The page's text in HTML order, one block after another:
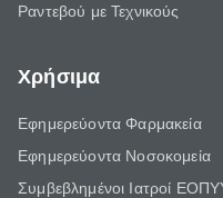
Ραντεβού με Τεχνικούς
Χρήσιμα
Εφημερεύοντα Φαρμακεία
Εφημερεύοντα Νοσοκομεία
Συμβεβλημένοι Ιατροί